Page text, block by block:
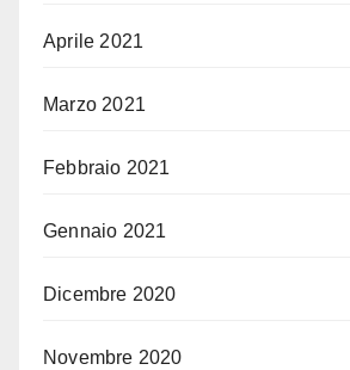
Aprile 2021
Marzo 2021
Febbraio 2021
Gennaio 2021
Dicembre 2020
Novembre 2020